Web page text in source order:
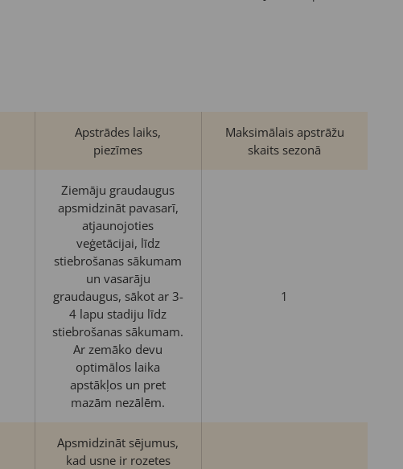
Apstrādes laiks,
piezīmes
Maksimālais apstrāžu
skaits sezonā
Ziemāju graudaugus
apsmidzināt pavasarī,
atjaunojoties
veģetācijai, līdz
stiebrošanas sākumam
un vasarāju
graudaugus, sākot ar 3-
4 lapu stadiju līdz
stiebrošanas sākumam.
Ar zemāko devu
optimālos laika
apstākļos un pret
mazām nezālēm.
1
Apsmidzināt sējumus,
kad usne ir rozetes